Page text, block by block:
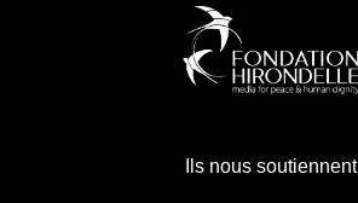
Ils nous soutiennent